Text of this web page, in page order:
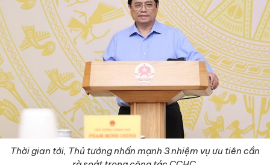
Thời gian tới, Thủ tướng nhấn mạnh 3 nhiệm vụ ưu tiên cần